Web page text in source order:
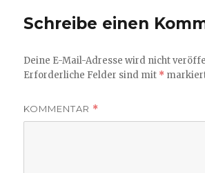
Schreibe einen
Deine E-Mail-Adresse wird nicht
Erforderliche Felder sind mit *
KOMMENTAR *